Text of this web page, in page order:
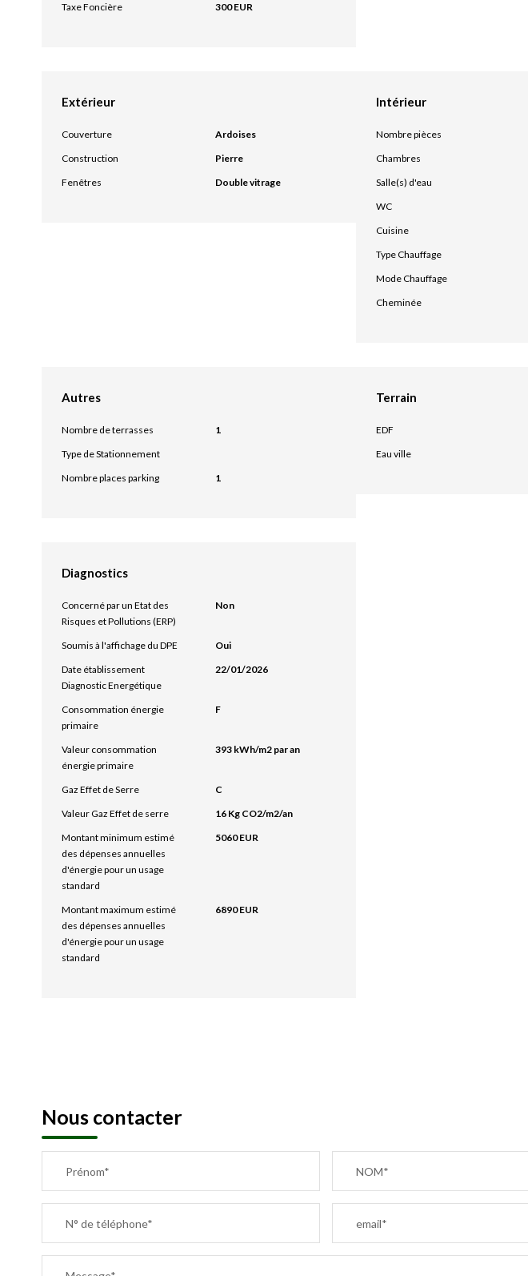
Taxe Foncière 300 EUR
Extérieur
Couverture
Ardoises
Construction
Pierre
Fenêtres
Double vitrage
Intérieur
Nombre pièces
Chambres
Salle(s) d'eau
WC
Cuisine
Type Chauffage
Mode Chauffage
Cheminée
Autres
Nombre de terrasses
1
Type de Stationnement
Nombre places parking
1
Terrain
EDF
Eau ville
Diagnostics
Concerné par un Etat des
Risques et Pollutions (ERP)
Non
Soumis à l'affichage du DPE
Oui
Date établissement
Diagnostic Energétique
22/01/2026
Consommation énergie
primaire
F
Valeur consommation
énergie primaire
393 kWh/m2 par an
Gaz Effet de Serre
C
Valeur Gaz Effet de serre
16 Kg CO2/m2/an
Montant minimum estimé
des dépenses annuelles
d'énergie pour un usage
standard
5060 EUR
Montant maximum estimé
des dépenses annuelles
d'énergie pour un usage
standard
6890 EUR
Nous contacter
Prénom* NOM*
N° de téléphone* email*